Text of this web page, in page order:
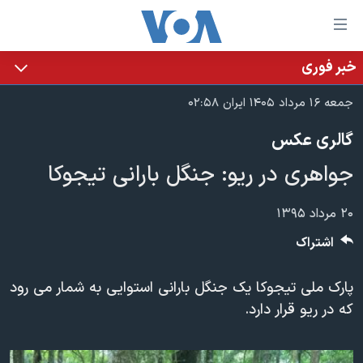
لینکهای
قابل
دسترسی
جهش
محتوای
جهش
به
صفحه
اصلی
به
جستجو
خانه
نسخه سبک وب‌سایت
موضوع ها
ایران
گزیده‌ها
ویژه برنامه‌ها
ویدیوها
برنامه های تلویزیونی
جدول برنامه ها
صفحه‌های ویژه
عملیات خشم حماسی
۲۵۰سالگی آمریکا
بایگانی برنامه‌های تلویزیونی
پخش رادیویی
خبر فوری
جمعه ۱۶ مرداد ۱۴۰۵ ایران ۰۲:۵۸
گالری عکس
جواهری در ریو: جنگل بارانی تیجوکا
۲۰ مرداد ۱۳۹۵
پارک ملی تیجوکا یک جنگل بارانی استوایی به شمار می رود
که در ریو قرار دارد.
اشتراک